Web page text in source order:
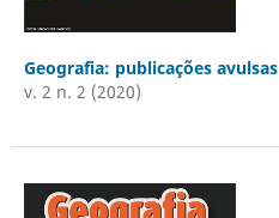
Geografia: publicações avulsas
v. 2 n. 2 (2020)